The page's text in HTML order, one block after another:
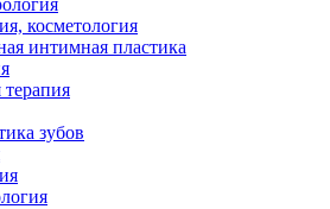
косметология
интимная пластика
зубов